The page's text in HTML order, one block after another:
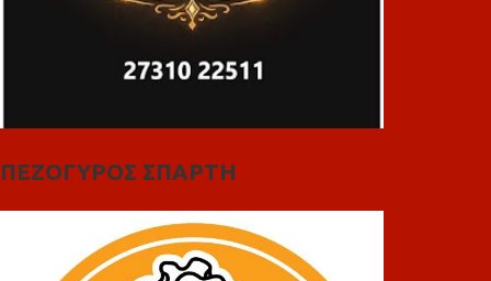
ΠΕΖΟΓΥΡΟΣ ΣΠΑΡΤΗ